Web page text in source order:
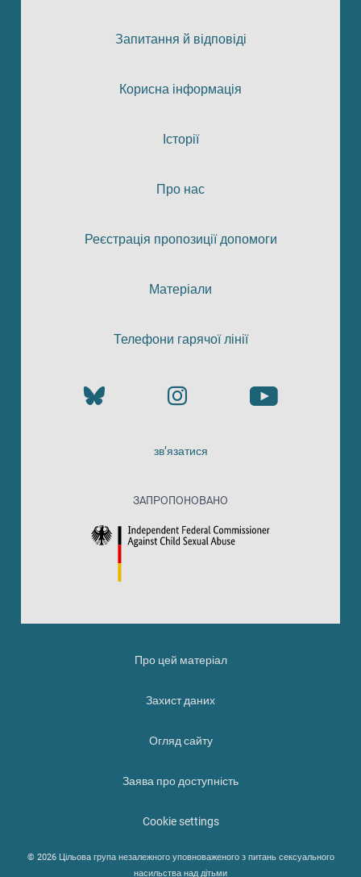
Запитання й відповіді
Корисна інформація
Історії
Про нас
Реєстрація пропозиції допомоги
Матеріали
Телефони гарячої лінії
зв’язатися
ЗАПРОПОНОВАНО
Про цей матеріал
Захист даних
Огляд сайту
Заява про доступність
Cookie settings
© 2026 Цільова група незалежного уповноваженого з питань сексуального
насильства над дітьми